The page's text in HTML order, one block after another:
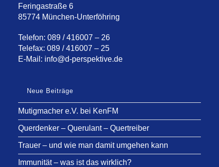
Feringastraße 6
85774 München-Unterföhring
Telefon: 089 / 416007 – 26
Telefax: 089 / 416007 – 25
E-Mail: info@d-perspektive.de
Neue Beiträge
Mutigmacher e.V. bei KenFM
Querdenker – Querulant – Quertreiber
Trauer – und wie man damit umgehen kann
Immunität – was ist das wirklich?